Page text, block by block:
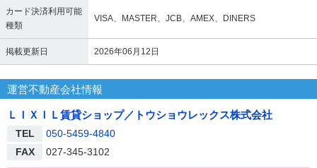
カード決済利用可能
種類
VISA、MASTER、JCB、AMEX、DINERS
掲載更新日 2026年06月12日
運営不動産会社情報
ＬＩＸＩＬ賃貸ショップ／トウショウレックス株式会社
TEL
050-5459-4840
FAX
027-345-3102